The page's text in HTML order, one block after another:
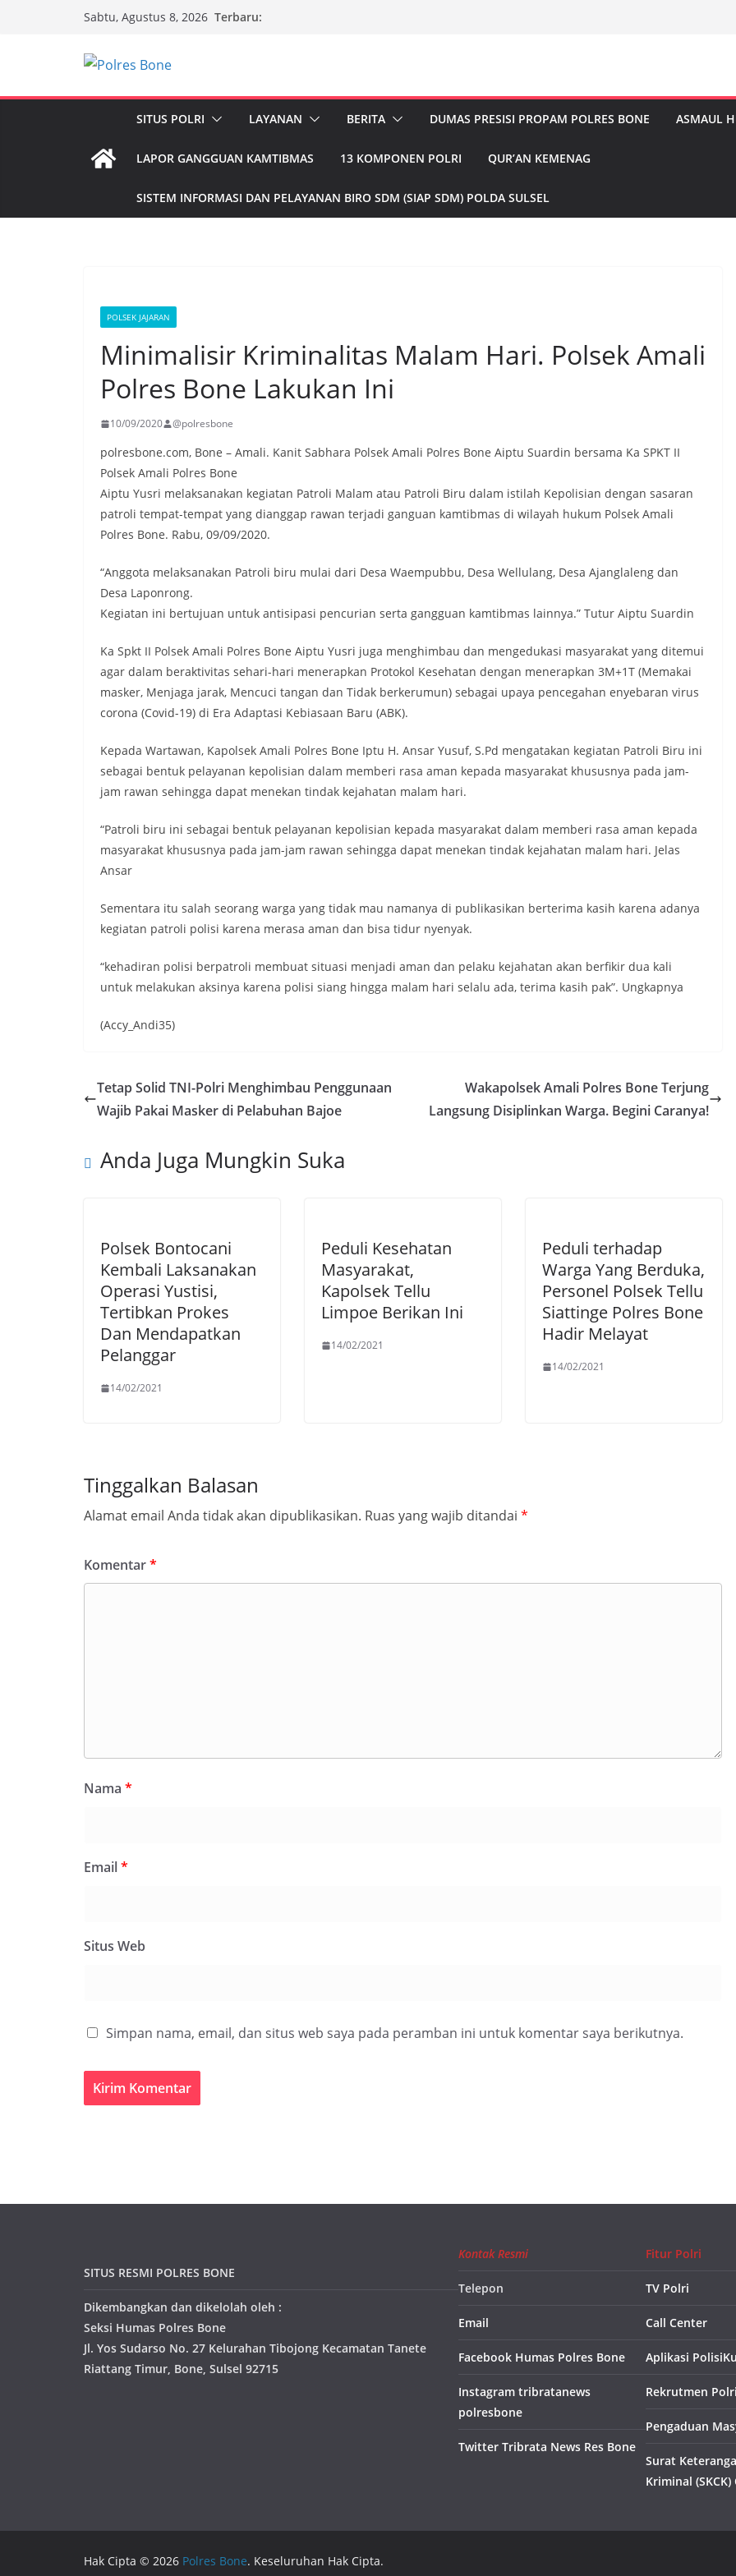
Sabtu, Agustus 8, 2026 Terbaru:
SITUS POLRI LAYANAN BERITA DUMAS PRESISI PROPAM POLRES BONE ASMAUL
LAPOR GANGGUAN KAMTIBMAS 13 KOMPONEN POLRI QUR’AN KEMENAG
SISTEM INFORMASI DAN PELAYANAN BIRO SDM (SIAP SDM) POLDA SULSEL
POLSEK JAJARAN
Minimalisir Kriminalitas Malam Hari. Polsek Amali
Polres Bone Lakukan Ini
10/09/2020 @polresbone
polresbone.com, Bone – Amali. Kanit Sabhara Polsek Amali Polres Bone Aiptu Suardin bersama Ka SPKT II
Polsek Amali Polres Bone
Aiptu Yusri melaksanakan kegiatan Patroli Malam atau Patroli Biru dalam istilah Kepolisian dengan sasaran
patroli tempat-tempat yang dianggap rawan terjadi ganguan kamtibmas di wilayah hukum Polsek Amali
Polres Bone. Rabu, 09/09/2020.
“Anggota melaksanakan Patroli biru mulai dari Desa Waempubbu, Desa Wellulang, Desa Ajanglaleng dan
Desa Laponrong.
Kegiatan ini bertujuan untuk antisipasi pencurian serta gangguan kamtibmas lainnya.” Tutur Aiptu Suardin
Ka Spkt II Polsek Amali Polres Bone Aiptu Yusri juga menghimbau dan mengedukasi masyarakat yang ditemui
agar dalam beraktivitas sehari-hari menerapkan Protokol Kesehatan dengan menerapkan 3M+1T (Memakai
masker, Menjaga jarak, Mencuci tangan dan Tidak berkerumun) sebagai upaya pencegahan enyebaran virus
corona (Covid-19) di Era Adaptasi Kebiasaan Baru (ABK).
Kepada Wartawan, Kapolsek Amali Polres Bone Iptu H. Ansar Yusuf, S.Pd mengatakan kegiatan Patroli Biru ini
sebagai bentuk pelayanan kepolisian dalam memberi rasa aman kepada masyarakat khususnya pada jam-
jam rawan sehingga dapat menekan tindak kejahatan malam hari.
“Patroli biru ini sebagai bentuk pelayanan kepolisian kepada masyarakat dalam memberi rasa aman kepada
masyarakat khususnya pada jam-jam rawan sehingga dapat menekan tindak kejahatan malam hari. Jelas
Ansar
Sementara itu salah seorang warga yang tidak mau namanya di publikasikan berterima kasih karena adanya
kegiatan patroli polisi karena merasa aman dan bisa tidur nyenyak.
“kehadiran polisi berpatroli membuat situasi menjadi aman dan pelaku kejahatan akan berfikir dua kali
untuk melakukan aksinya karena polisi siang hingga malam hari selalu ada, terima kasih pak”. Ungkapnya
(Accy_Andi35)
Tetap Solid TNI-Polri Menghimbau Penggunaan
Wajib Pakai Masker di Pelabuhan Bajoe
Wakapolsek Amali Polres Bone Terjung
Langsung Disiplinkan Warga. Begini Caranya!
Anda Juga Mungkin Suka
Polsek Bontocani
Kembali Laksanakan
Operasi Yustisi,
Tertibkan Prokes
Dan Mendapatkan
Pelanggar
14/02/2021
Peduli Kesehatan
Masyarakat,
Kapolsek Tellu
Limpoe Berikan Ini
14/02/2021
Peduli terhadap
Warga Yang Berduka,
Personel Polsek Tellu
Siattinge Polres Bone
Hadir Melayat
14/02/2021
Tinggalkan Balasan
Alamat email Anda tidak akan dipublikasikan. Ruas yang wajib ditandai *
Komentar*
Nama *
Email*
Situs Web
Simpan nama, email, dan situs web saya pada peramban ini untuk komentar saya berikutnya.
SITUS RESMI POLRES BONE
Dikembangkan dan dikelolah oleh :
Seksi Humas Polres Bone
Jl. Yos Sudarso No. 27 Kelurahan Tibojong Kecamatan Tanete
Riattang Timur, Bone, Sulsel 92715
Kontak Resmi
Telepon
Email
Facebook Humas Polres Bone
Instagram tribratanews
polresbone
Twitter Tribrata News Res Bone
Fitur Polri
TV Polri
Call Center
Aplikasi PolisiKu
Rekrutmen Polri
Pengaduan
Surat
Kriminal
Hak Cipta © 2026 Polres Bone. Keseluruhan Hak Cipta.